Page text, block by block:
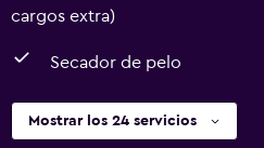
cargos extra)
Secador de pelo
Mostrar los 24 servicios